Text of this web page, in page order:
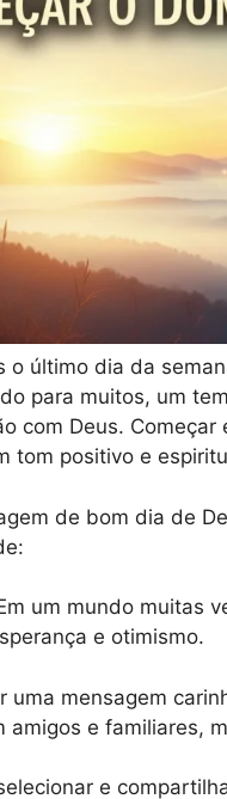
o último dia da
para muitos, um
com Deus.
tom positivo e
de bom dia de
um mundo muitas
e otimismo.
uma mensagem
amigos e familiares,
e